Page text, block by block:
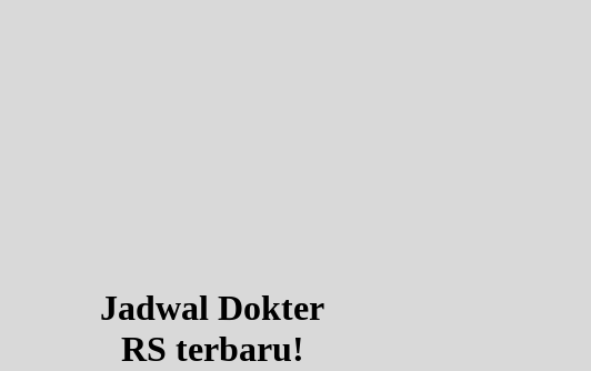
Jadwal Dokter
RS terbaru!